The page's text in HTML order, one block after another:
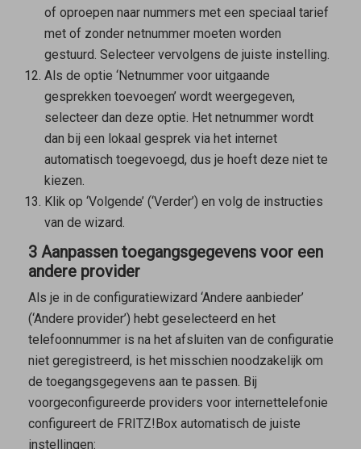
of oproepen naar nummers met een speciaal tarief
met of zonder netnummer moeten worden
gestuurd. Selecteer vervolgens de juiste instelling.
Als de optie ‘Netnummer voor uitgaande
gesprekken toevoegen’ wordt weergegeven,
selecteer dan deze optie. Het netnummer wordt
dan bij een lokaal gesprek via het internet
automatisch toegevoegd, dus je hoeft deze niet te
kiezen.
Klik op ‘Volgende’ (‘Verder’) en volg de instructies
van de wizard.
3 Aanpassen toegangsgegevens voor een
andere provider
Als je in de configuratiewizard ‘Andere aanbieder’
(‘Andere provider’) hebt geselecteerd en het
telefoonnummer is na het afsluiten van de configuratie
niet geregistreerd, is het misschien noodzakelijk om
de toegangsgegevens aan te passen. Bij
voorgeconfigureerde providers voor internettelefonie
configureert de FRITZ!Box automatisch de juiste
instellingen: